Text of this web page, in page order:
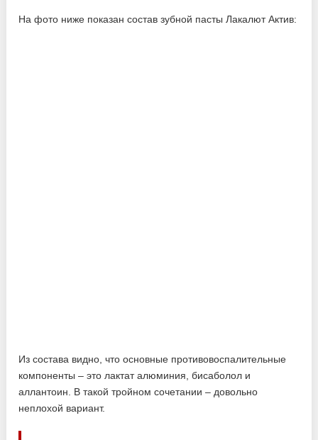
На фото ниже показан состав зубной пасты Лакалют Актив:
Из состава видно, что основные противовоспалительные
компоненты – это лактат алюминия, бисаболол и
аллантоин. В такой тройном сочетании – довольно
неплохой вариант.